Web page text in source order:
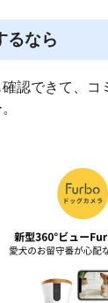
るなら
認できて、コ